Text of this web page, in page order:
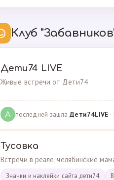
Клуб
Дети74 LIVE
Живые встречи от Дети74
Д последней зашлаДeти74LIVE
Тусовка
Встречи в реале, челябинские
Значки и наклейки сайта дети74